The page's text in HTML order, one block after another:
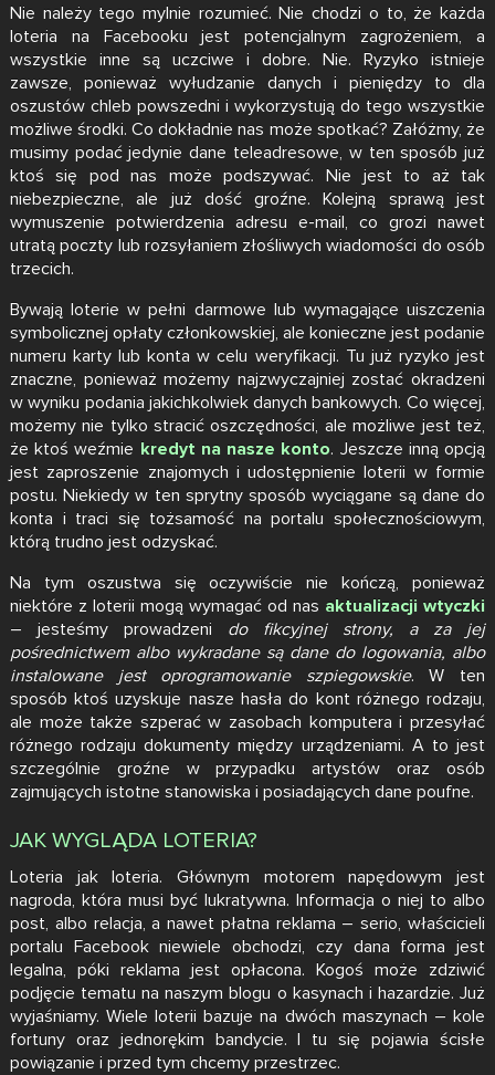
Nie należy tego mylnie rozumieć. Nie chodzi o to, że każda
loteria na Facebooku jest potencjalnym zagrożeniem, a
wszystkie inne są uczciwe i dobre. Nie. Ryzyko istnieje
zawsze, ponieważ wyłudzanie danych i pieniędzy to dla
oszustów chleb powszedni i wykorzystują do tego wszystkie
możliwe środki. Co dokładnie nas może spotkać? Załóżmy, że
musimy podać jedynie dane teleadresowe, w ten sposób już
ktoś się pod nas może podszywać. Nie jest to aż tak
niebezpieczne, ale już dość groźne. Kolejną sprawą jest
wymuszenie potwierdzenia adresu e-mail, co grozi nawet
utratą poczty lub rozsyłaniem złośliwych wiadomości do osób
trzecich.
Bywają loterie w pełni darmowe lub wymagające uiszczenia
symbolicznej opłaty członkowskiej, ale konieczne jest podanie
numeru karty lub konta w celu weryfikacji. Tu już ryzyko jest
znaczne, ponieważ możemy najzwyczajniej zostać okradzeni
w wyniku podania jakichkolwiek danych bankowych. Co więcej,
możemy nie tylko stracić oszczędności, ale możliwe jest też,
że ktoś weźmie kredyt na nasze konto. Jeszcze inną opcją
jest zaproszenie znajomych i udostępnienie loterii w formie
postu. Niekiedy w ten sprytny sposób wyciągane są dane do
konta i traci się tożsamość na portalu społecznościowym,
którą trudno jest odzyskać.
Na tym oszustwa się oczywiście nie kończą, ponieważ
niektóre z loterii mogą wymagać od nas aktualizacji wtyczki
– jesteśmy prowadzeni do fikcyjnej strony, a za jej
pośrednictwem albo wykradane są dane do logowania, albo
instalowane jest oprogramowanie szpiegowskie. W ten
sposób ktoś uzyskuje nasze hasła do kont różnego rodzaju,
ale może także szperać w zasobach komputera i przesyłać
różnego rodzaju dokumenty między urządzeniami. A to jest
szczególnie groźne w przypadku artystów oraz osób
zajmujących istotne stanowiska i posiadających dane poufne.
JAK WYGLĄDA LOTERIA?
Loteria jak loteria. Głównym motorem napędowym jest
nagroda, która musi być lukratywna. Informacja o niej to albo
post, albo relacja, a nawet płatna reklama – serio, właścicieli
portalu Facebook niewiele obchodzi, czy dana forma jest
legalna, póki reklama jest opłacona. Kogoś może zdziwić
podjęcie tematu na naszym blogu o kasynach i hazardzie. Już
wyjaśniamy. Wiele loterii bazuje na dwóch maszynach – kole
fortuny oraz jednorękim bandycie. I tu się pojawia ścisłe
powiązanie i przed tym chcemy przestrzec.